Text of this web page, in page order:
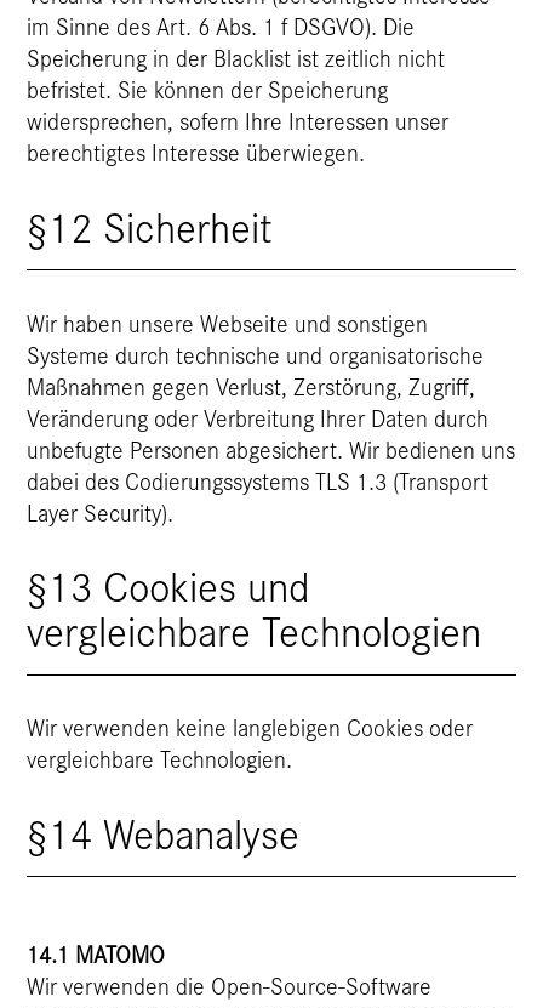
im Sinne des Art. 6 Abs. 1 f DSGVO). Die
Speicherung in der Blacklist ist zeitlich nicht
befristet. Sie können der Speicherung
widersprechen, sofern Ihre Interessen unser
berechtigtes Interesse überwiegen.
§12 Sicherheit
Wir haben unsere Webseite und sonstigen
Systeme durch technische und organisatorische
Maßnahmen gegen Verlust, Zerstörung, Zugriff,
Veränderung oder Verbreitung Ihrer Daten durch
unbefugte Personen abgesichert. Wir bedienen uns
dabei des Codierungssystems TLS 1.3 (Transport
Layer Security).
§13 Cookies und
vergleichbare Technologien
Wir verwenden keine langlebigen Cookies oder
vergleichbare Technologien.
§14 Webanalyse
14.1 MATOMO
Wir verwenden die Open-Source-Software